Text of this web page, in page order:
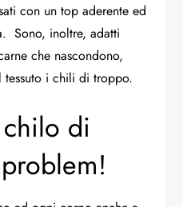
con un top aderente ed
Sono, inoltre, adatti
che nascondono,
i chili di troppo.
di